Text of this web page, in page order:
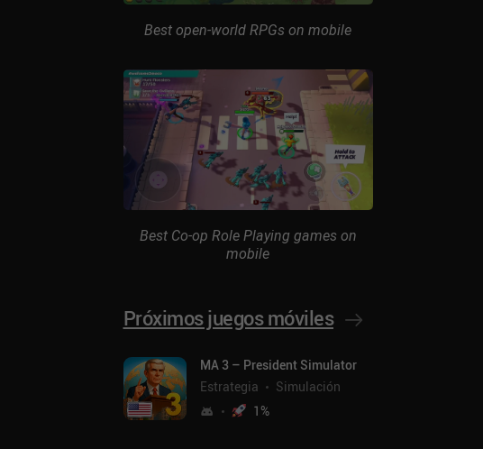
Best open-world RPGs on mobile
Best Co-op Role Playing games on
mobile
Próximos juegos móviles
MA 3 – President Simulator
Estrategia
Simulación
1%